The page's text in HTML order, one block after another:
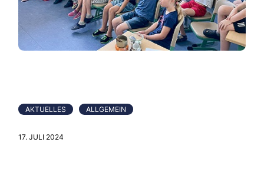
AKTUELLES ALLGEMEIN
17. JULI 2024